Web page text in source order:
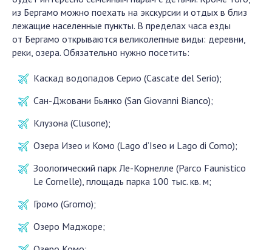
из Бергамо можно поехать на экскурсии и отдых в близ
лежащие населенные пункты. В пределах часа езды
от Бергамо открываются великолепные виды: деревни,
реки, озера. Обязательно нужно посетить:
Каскад водопадов Серио (Cascate del Serio);
Сан-Джовани Бьянко (San Giovanni Bianco);
Клузона (Сlusone);
Озера Изео и Комо (Lago d’Iseo и Lago di Como);
Зоологический парк Ле-Корнелле (Parco Faunistico
Le Cornelle), площадь парка 100 тыс. кв. м;
Громо (Gromo);
Озеро Маджоре;